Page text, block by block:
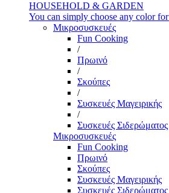
HOUSEHOLD & GARDEN
You can simply choose any color
Μικροσυσκευές
Fun Cooking
/
Πρωινό
/
Σκούπες
/
Συσκευές Μαγειρικής
/
Συσκευές Σιδερώματος
Μικροσυσκευές
Fun Cooking
Πρωινό
Σκούπες
Συσκευές Μαγειρικής
Συσκευές Σιδερώματος